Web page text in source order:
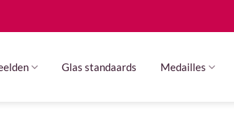
Glas standaards Medailles